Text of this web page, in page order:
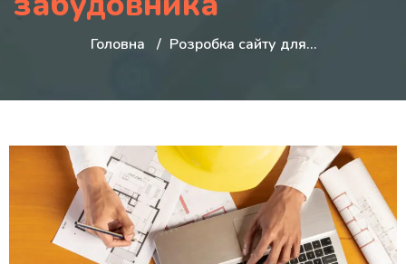
Головна Розробка сайту для…